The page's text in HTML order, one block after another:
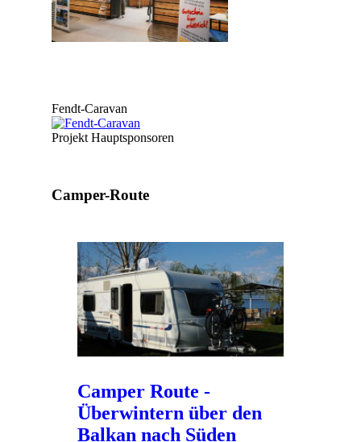
Fendt-Caravan
Projekt Hauptsponsoren
Camper-Route
Camper Route -
Überwintern über den
Balkan nach Süden